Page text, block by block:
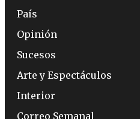
País
Opinión
Sucesos
Arte y Espectáculos
Interior
Correo Semanal